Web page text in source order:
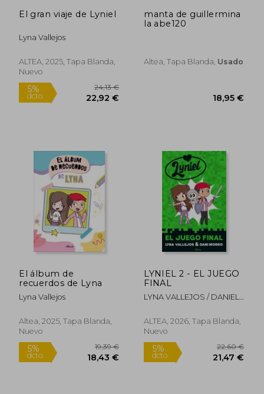
5%
dcto.
5%
dcto.
El gran viaje de Lyniel
Lyna Vallejos
ALTEA, 2025, Tapa Blanda,
Nuevo
manta de guillermina
la abe120
Altea, Tapa Blanda, Usado
El álbum de
recuerdos de Lyna
Lyna Vallejos
Altea, 2025, Tapa Blanda,
Nuevo
LYNIEL 2 - EL JUEGO
FINAL
LYNA VALLEJOS / DANIEL
ALTEA, 2026, Tapa Blanda,
Nuevo